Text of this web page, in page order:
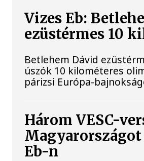
Vizes Eb:
ezüstérmes 10
Betlehem Dávid
úszók 10 kilométeres
párizsi Európa-
Három VESC-
Eb-n